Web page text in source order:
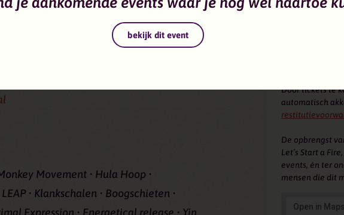
worden al onze innerlijke vlammen
dagen of natuurlijk gewoon het hele
kijk op:
Movement • Hula Hoop •
• Klankschalen • Boogschieten •
Expression • Energetical release • Yin
Door tickets te
automatisch
De opbrengst
Let’s Start a
events, én ter
mensen die dit
bekijk dit event